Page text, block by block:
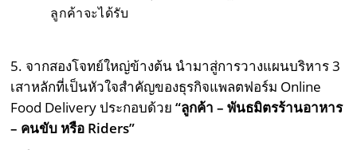
ลูกค้าจะได้รับ
5. จากสองโจทย์ใหญ่ข้างต้น นำมาสู่การวางแผนบริหาร 3
เสาหลักที่เป็นหัวใจสำคัญของธุรกิจแพลตฟอร์ม Online
Food Delivery ประกอบด้วย“ลูกค้า – พันธมิตรร้านอาหาร
– คนขับ หรือ Riders”